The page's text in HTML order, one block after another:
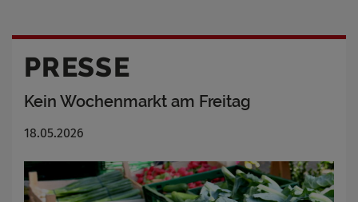
PRESSE
Kein Wochenmarkt am Freitag
18.05.2026